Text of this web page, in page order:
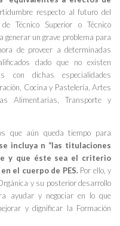
respecto al futuro del
Técnico Superior o Técnico
un grave problema para
de proveer a determinadas
dado que no existen
con dichas especialidades
Cocina y Pastelería, Artes
Alimentarias, Transporte y
que aún queda tiempo para
incluya n “las titulaciones
y que éste sea el criterio
el cuerpo de PES. Por ello, y
y su posterior desarrollo
ayudar y negociar en lo que
y dignificar la Formación